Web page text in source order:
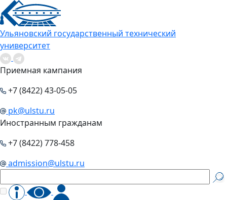
Ульяновский государственный технический
университет
Приемная кампания
+7 (8422) 43-05-05
pk@ulstu.ru
Иностранным гражданам
+7 (8422) 778-458
admission@ulstu.ru